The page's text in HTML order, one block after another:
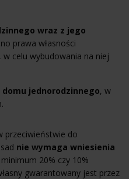
wraz z jego
prawa własności
celu wybudowania na niej
jednorodzinnego, w
przeciwieństwie do
nie wymaga wniesienia
20% czy 10%
gwarantowany jest przez